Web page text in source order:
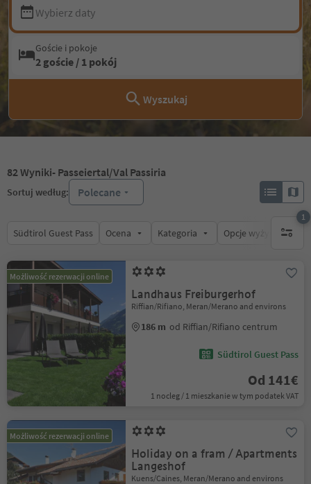
Wybierz daty
Goście i pokoje
2 goście / 1 pokój
Wyszukaj
82Wyniki- Passeiertal/Val Passiria
Sortuj według: Polecane
Südtirol Guest Pass Ocena Kategoria Opcje wyżywienia
1
1
Możliwość rezerwacji online
Landhaus Freiburgerhof
Riffian/Rifiano, Meran/Merano and environs
186 m od Riffian/Rifiano centrum
Südtirol Guest Pass
Od 141€
1 nocleg / 1 mieszkanie w tym podatek VAT
Możliwość rezerwacji online
Holiday on a fram / Apartments
Langeshof
Kuens/Caines, Meran/Merano and environs